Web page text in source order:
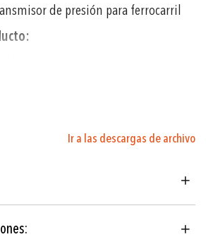
de presión para ferrocarril
Capa fina de acero
Ir a las descargas de archivo